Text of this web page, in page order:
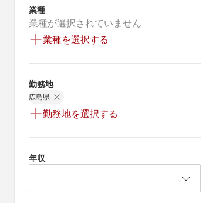
業種
業種が選択されていません
業種を選択する
勤務地
広島県
勤務地を選択する
年収